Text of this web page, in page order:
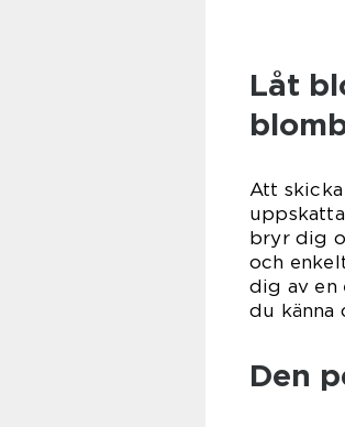
Låt
Att
bryr dig
och
dig av en
du känna
Den